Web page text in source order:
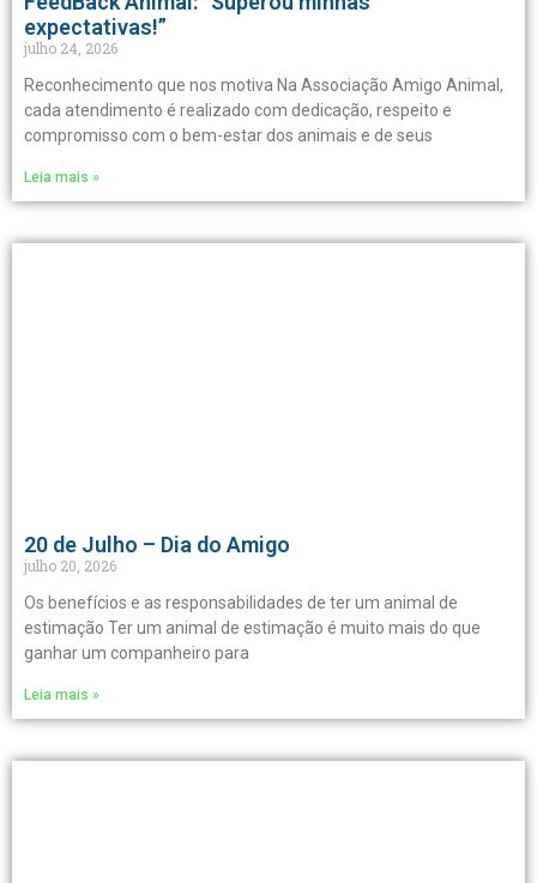
expectativas!”
julho 24, 2026
Reconhecimento que nos motiva Na Associação Amigo Animal,
cada atendimento é realizado com dedicação, respeito e
compromisso com o bem-estar dos animais e de seus
Leia mais »
20 de Julho – Dia do Amigo
julho 20, 2026
Os benefícios e as responsabilidades de ter um animal de
estimação Ter um animal de estimação é muito mais do que
ganhar um companheiro para
Leia mais »